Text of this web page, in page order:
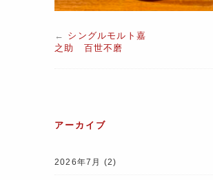
← シングルモルト嘉
之助 百世不磨
アーカイブ
2026年7月 (2)